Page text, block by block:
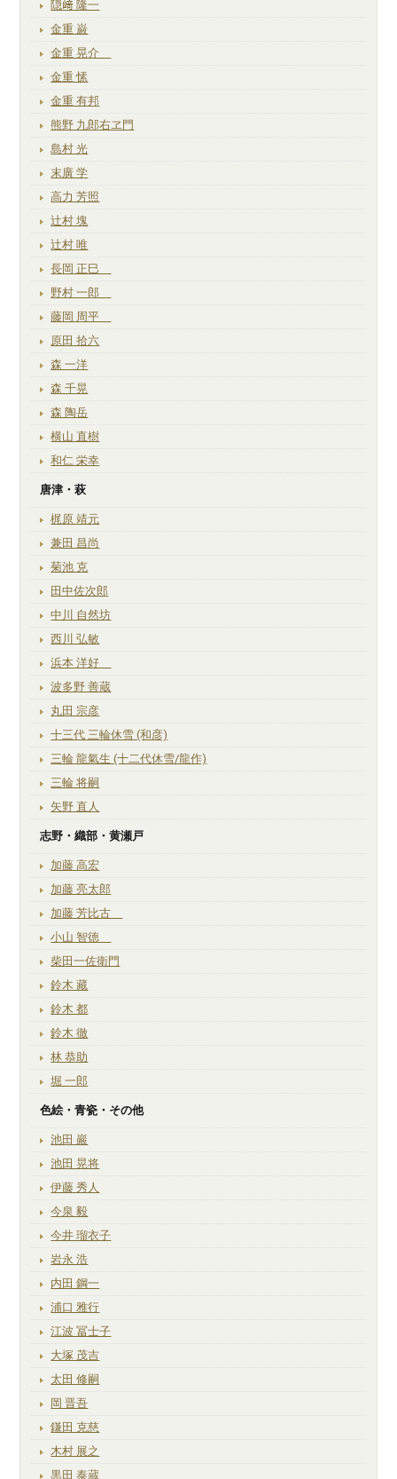
隠﨑 隆一
金重 巌
金重 晃介
金重 愫
金重 有邦
熊野 九郎右ヱ門
島村 光
末廣 学
高力 芳照
辻村 塊
辻村 唯
長岡 正巳
野村 一郎
藤岡 周平
原田 拾六
森 一洋
森 千晃
森 陶岳
横山 直樹
和仁 栄幸
唐津・萩
梶原 靖元
兼田 昌尚
菊池 克
田中佐次郎
中川 自然坊
西川 弘敏
浜本 洋好
波多野 善蔵
丸田 宗彦
十三代 三輪休雪 (和彦)
三輪 龍氣生 (十二代休雪/龍作)
三輪 将嗣
矢野 直人
志野・織部・黄瀬戸
加藤 高宏
加藤 亮太郎
加藤 芳比古
小山 智徳
柴田一佐衛門
鈴木 藏
鈴木 都
鈴木 徹
林 恭助
堀 一郎
色絵・青瓷・その他
池田 巖
池田 晃将
伊藤 秀人
今泉 毅
今井 瑠衣子
岩永 浩
内田 鋼一
浦口 雅行
江波 冨士子
大塚 茂吉
太田 修嗣
岡 晋吾
鎌田 克慈
木村 展之
黒田 泰蔵